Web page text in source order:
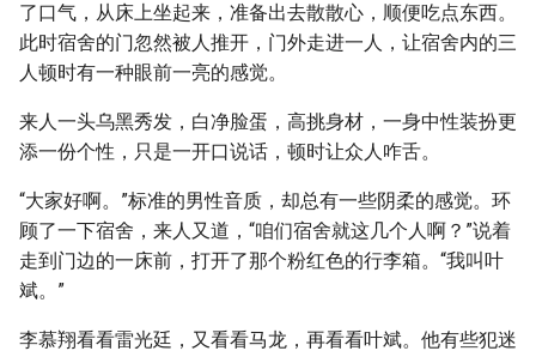
了口气，从床上坐起来，准备出去散散心，顺便吃点东西。
此时宿舍的门忽然被人推开，门外走进一人，让宿舍内的三
人顿时有一种眼前一亮的感觉。
来人一头乌黑秀发，白净脸蛋，高挑身材，一身中性装扮更
添一份个性，只是一开口说话，顿时让众人咋舌。
“大家好啊。”标准的男性音质，却总有一些阴柔的感觉。环
顾了一下宿舍，来人又道，“咱们宿舍就这几个人啊？”说着
走到门边的一床前，打开了那个粉红色的行李箱。“我叫叶
斌。”
李慕翔看看雷光廷，又看看马龙，再看看叶斌。他有些犯迷